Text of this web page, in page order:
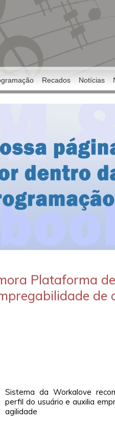
Recados Notícias
Plataforma
de
Sistema da Workalove
perfil do usuário e auxilia
agilidade